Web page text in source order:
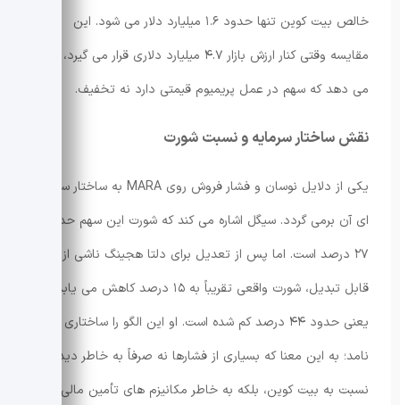
خالص بیت کوین تنها حدود ۱.۶ میلیارد دلار می شود. این
مقایسه وقتی کنار ارزش بازار ۴.۷ میلیارد دلاری قرار می گیرد، نشان
می دهد که سهم در عمل پریمیوم قیمتی دارد نه تخفیف.
نقش ساختار سرمایه و نسبت شورت
یکی از دلایل نوسان و فشار فروش روی MARA به ساختار سرمایه
ای آن برمی گردد. سیگل اشاره می کند که شورت این سهم حدود
۲۷ درصد است. اما پس از تعدیل برای دلتا هجینگ ناشی از اوراق
قابل تبدیل، شورت واقعی تقریباً به ۱۵ درصد کاهش می یابد؛
یعنی حدود ۴۴ درصد کم شده است. او این الگو را ساختاری می
نامد؛ به این معنا که بسیاری از فشارها نه صرفاً به خاطر دیدگاه
نسبت به بیت کوین، بلکه به خاطر مکانیزم های تأمین مالی و